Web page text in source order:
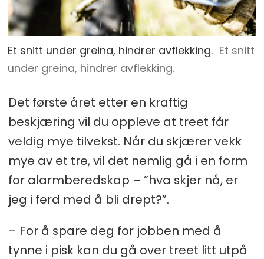
Et snitt under greina, hindrer avflekking. Et snitt
under greina, hindrer avflekking.
Det første året etter en kraftig
beskjæring vil du oppleve at treet får
veldig mye tilvekst. Når du skjærer vekk
mye av et tre, vil det nemlig gå i en form
for alarmberedskap – ”hva skjer nå, er
jeg i ferd med å bli drept?”.
– For å spare deg for jobben med å
tynne i pisk kan du gå over treet litt utpå